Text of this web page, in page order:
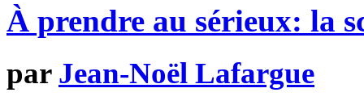
À prendre au sérieux: la
par Jean-Noël Lafargue